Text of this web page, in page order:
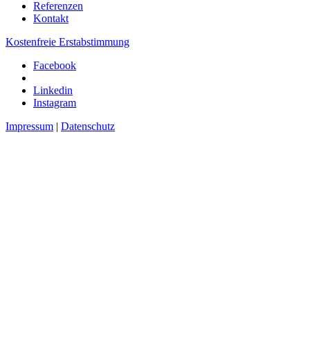
Referenzen
Kontakt
Kostenfreie Erstabstimmung
Facebook
Linkedin
Instagram
Impressum | Datenschutz